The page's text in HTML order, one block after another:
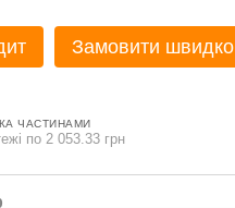
Замовити швидко
ЧАСТИНАМИ
по 2 053.33 грн